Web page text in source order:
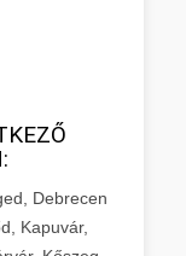
Debrecen
Kapuvár,